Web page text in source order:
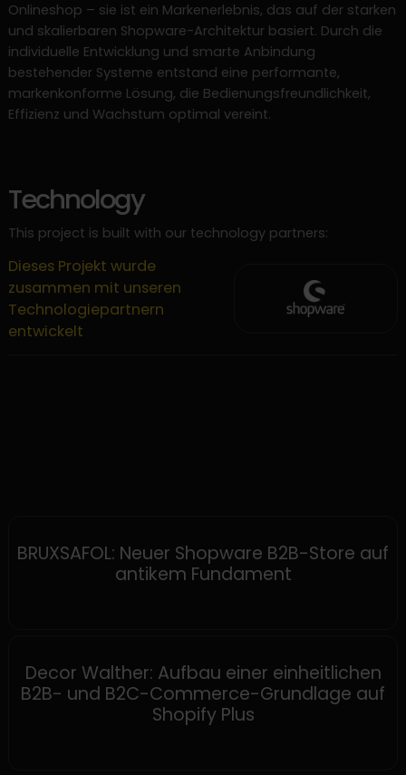
Onlineshop – sie ist ein Markenerlebnis, das auf der starken
und skalierbaren Shopware-Architektur basiert. Durch die
individuelle Entwicklung und smarte Anbindung
bestehender Systeme entstand eine performante,
markenkonforme Lösung, die Bedienungsfreundlichkeit,
Effizienz und Wachstum optimal vereint.
Technology
This project is built with our technology partners:
Dieses Projekt wurde
zusammen mit unseren
Technologiepartnern
entwickelt
BRUXSAFOL: Neuer Shopware B2B-Store auf
antikem Fundament
Decor Walther: Aufbau einer einheitlichen
B2B- und B2C-Commerce-Grundlage auf
Shopify Plus